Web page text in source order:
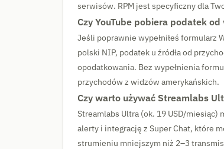
serwisów. RPM jest specyficzny dla
Czy YouTube pobiera podatek
Jeśli poprawnie wypełniłeś formularz
polski NIP, podatek u źródła od
opodatkowania. Bez wypełnienia
przychodów z widzów amerykańskich.
Czy warto używać Streamlabs
Streamlabs Ultra (ok. 19 USD/miesiąc)
alerty i integrację z Super Chat, które
strumieniu mniejszym niż 2–3